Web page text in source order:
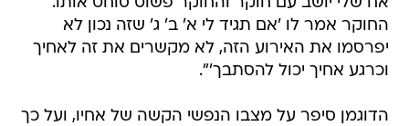
החוקר אמר לו 'אם תגיד לי א' ב' ג' שזה נכון לא
יפרסמו את האירוע הזה, לא מקשרים את זה לאחיך
וכרגע אחיך יכול להסתבך'".
הדוגמן סיפר על מצבו הנפשי הקשה של אחיו, ועל כך